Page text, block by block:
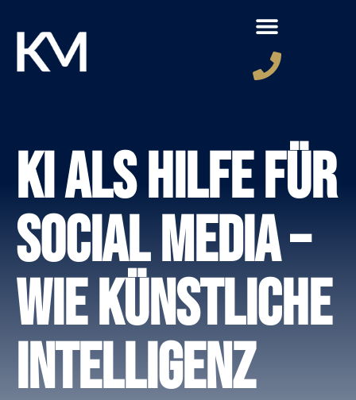
KI als Hilfe für
Social Media –
Wie künstliche
Intelligenz